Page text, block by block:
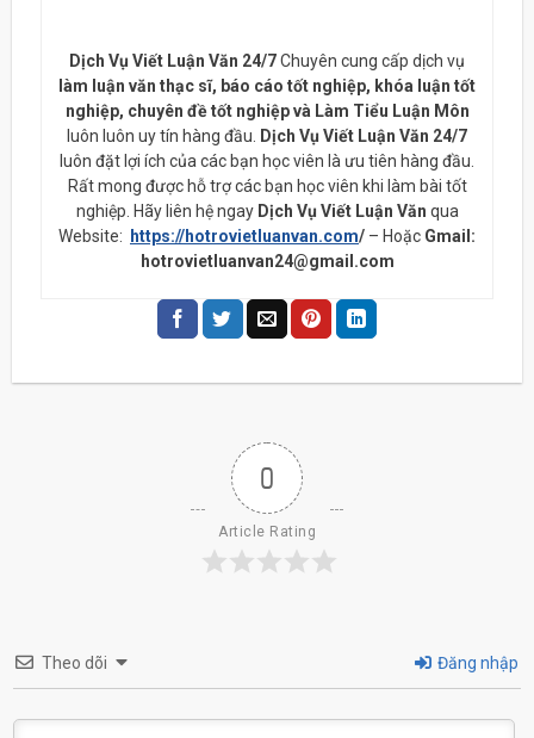
Dịch Vụ Viết Luận Văn 24/7Chuyên cung cấp dịch vụ
làm luận văn thạc sĩ, báo cáo tốt nghiệp, khóa luận tốt
nghiệp, chuyên đề tốt nghiệp và Làm Tiểu Luận Môn
luôn luôn uy tín hàng đầu.
Dịch Vụ Viết Luận Văn 24/7
luôn đặt lợi ích của các bạn học viên là ưu tiên hàng đầu.
Rất mong được hỗ trợ các bạn học viên khi làm bài tốt
nghiệp. Hãy liên hệ ngay Dịch Vụ Viết Luận Văn qua
Website:
https://hotrovietluanvan.com/ – Hoặc Gmail:
hotrovietluanvan24@gmail.com
0
Article Rating
Theo dõi Đăng nhập